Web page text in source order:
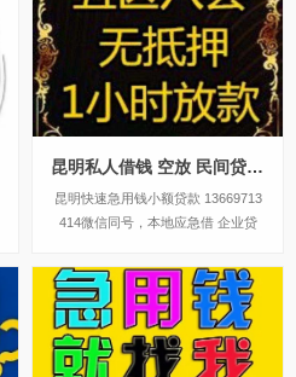
房、公租房。只要有稳定住所，上门
考察，当面打欠条下款，无任何抵
押。私人借钱 应急...
昆明私人借钱 空放 民间贷款 本地贷款 无抵押 应急借款 一手资金非中介
昆明快速急用钱小额贷款 13669713
414微信同号，本地应急借 企业贷
借款，个人一手资金 无套路，无中
介，超低的利息！是你资金挑头 应
急周转的不二选择。不管你是上班族
还个体户，或者企业资金周转，都可
以在选...